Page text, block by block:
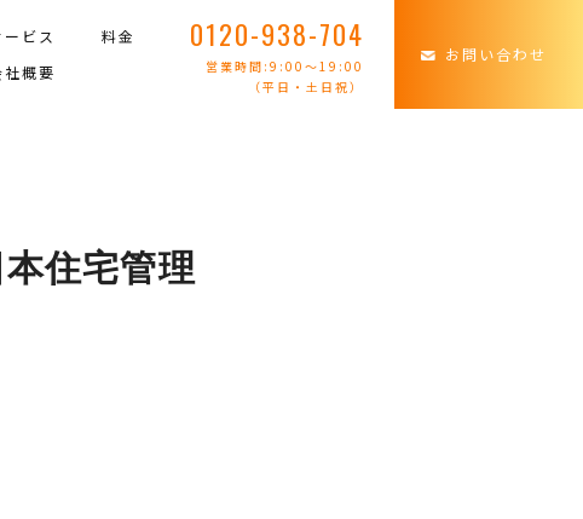
ービス
料金
社概要
0120-938-704
営業時間:9:00〜19:00
（平日・土日祝）
お問い合わせ
住宅管理